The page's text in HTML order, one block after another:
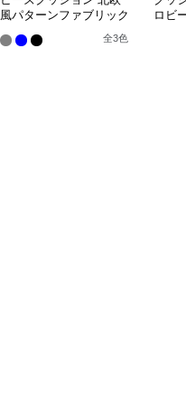
風パターンファブリック
全3色
ロビ